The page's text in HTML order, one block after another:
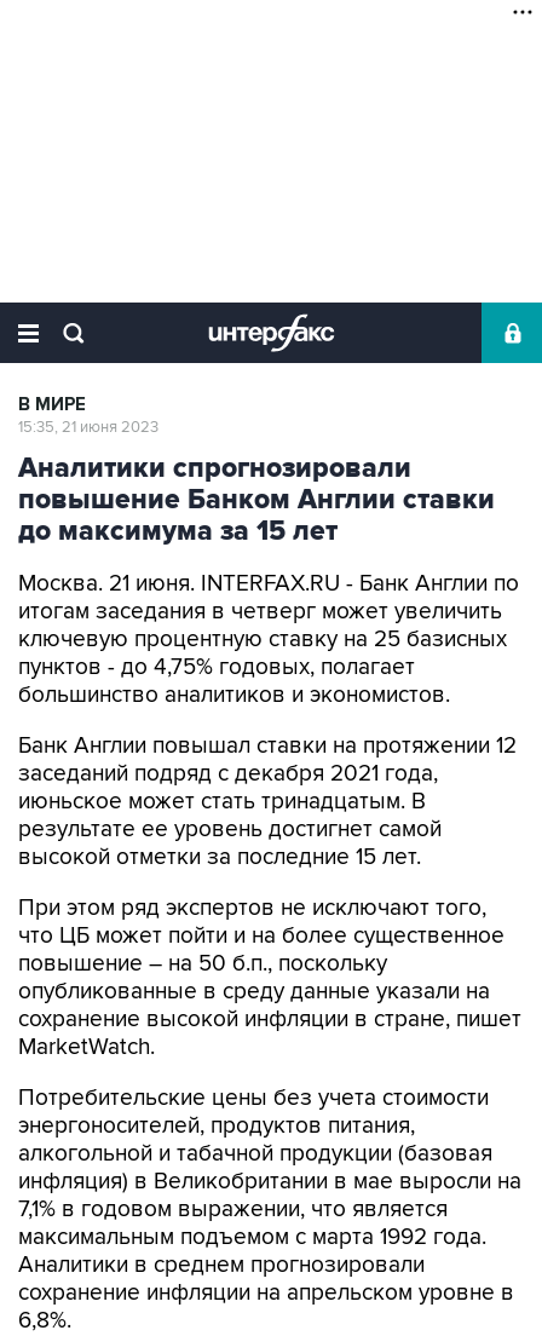
В МИРЕ
15:35, 21 июня 2023
Аналитики спрогнозировали
повышение Банком Англии ставки
до максимума за 15 лет
Москва. 21 июня. INTERFAX.RU - Банк Англии по
итогам заседания в четверг может увеличить
ключевую процентную ставку на 25 базисных
пунктов - до 4,75% годовых, полагает
большинство аналитиков и экономистов.
Банк Англии повышал ставки на протяжении 12
заседаний подряд с декабря 2021 года,
июньское может стать тринадцатым. В
результате ее уровень достигнет самой
высокой отметки за последние 15 лет.
При этом ряд экспертов не исключают того,
что ЦБ может пойти и на более существенное
повышение – на 50 б.п., поскольку
опубликованные в среду данные указали на
сохранение высокой инфляции в стране, пишет
MarketWatch.
Потребительские цены без учета стоимости
энергоносителей, продуктов питания,
алкогольной и табачной продукции (базовая
инфляция) в Великобритании в мае выросли на
7,1% в годовом выражении, что является
максимальным подъемом с марта 1992 года.
Аналитики в среднем прогнозировали
сохранение инфляции на апрельском уровне в
6,8%.